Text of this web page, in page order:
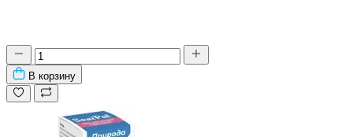
В корзину